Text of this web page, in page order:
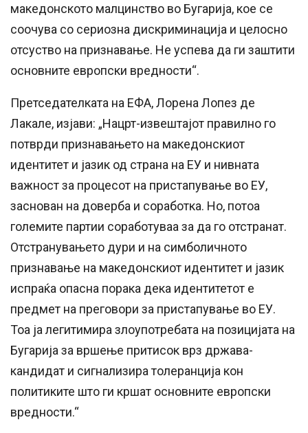
македонското малцинство во Бугарија, кое се
соочува со сериозна дискриминација и целосно
отсуство на признавање. Не успева да ги заштити
основните европски вредности“.
Претседателката на ЕФА, Лорена Лопез де
Лакале, изјави: „Нацрт-извештајот правилно го
потврди признавањето на македонскиот
идентитет и јазик од страна на ЕУ и нивната
важност за процесот на пристапување во ЕУ,
заснован на доверба и соработка. Но, потоа
големите партии соработуваа за да го отстранат.
Отстранувањето дури и на симболичното
признавање на македонскиот идентитет и јазик
испраќа опасна порака дека идентитетот е
предмет на преговори за пристапување во ЕУ.
Тоа ја легитимира злоупотребата на позицијата на
Бугарија за вршење притисок врз држава-
кандидат и сигнализира толеранција кон
политиките што ги кршат основните европски
вредности.“